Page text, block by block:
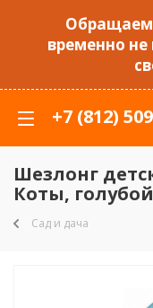
Обращаем
временно
+7 (812)
Шезлонг
Коты, голубой
Сад и дача